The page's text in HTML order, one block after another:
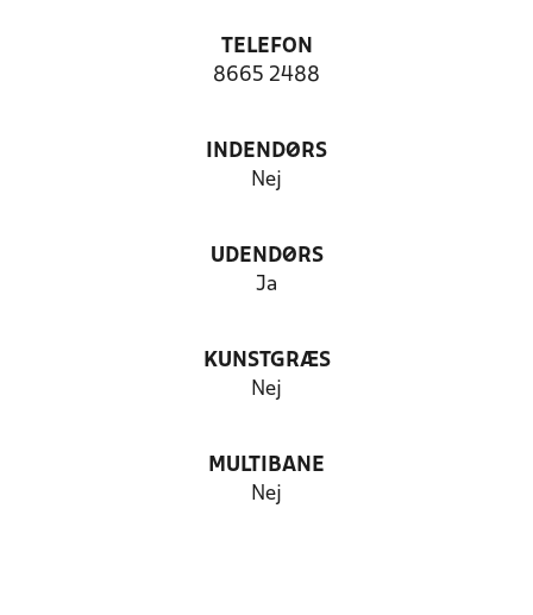
TELEFON
8665 2488
INDENDØRS
Nej
UDENDØRS
Ja
KUNSTGRÆS
Nej
MULTIBANE
Nej